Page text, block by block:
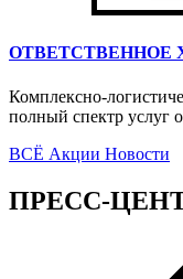
ОТВЕТСТВЕННОЕ
Комплексно-
полный спектр услуг
ВСЁ Акции Новости
ПРЕСС-